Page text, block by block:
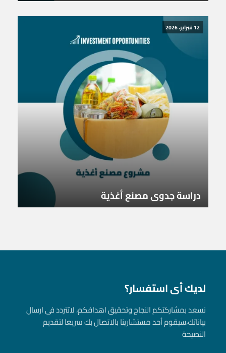
12 فبراير، 2026
دراسة جدوى مصنع أغذية
لديك أى استفسار؟
نسعد بمشاركتكم النجاح وتحقيق اهدافكم، لاتتردد فى ارسال
بياناتك، سيقوم أحد مستشارينا بالاتصال بك سريعا لتقديم
النصيحة